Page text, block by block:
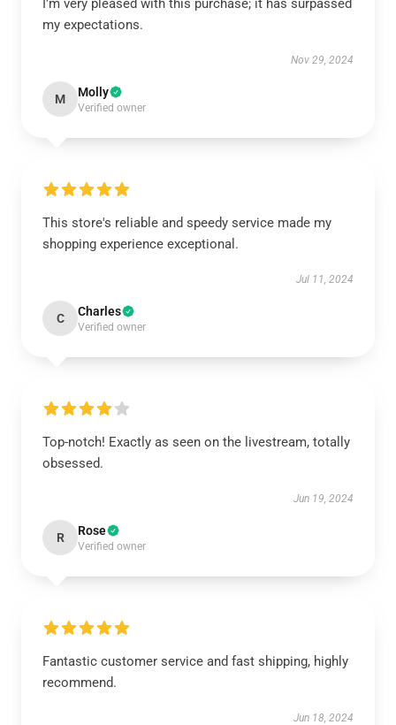
I’m very pleased with this purchase; it has surpassed
my expectations.
Nov 29, 2024
M Molly
Verified owner
This store's reliable and speedy service made my
shopping experience exceptional.
Jul 11, 2024
C Charles
Verified owner
Top-notch! Exactly as seen on the livestream, totally
obsessed.
Jun 19, 2024
R Rose
Verified owner
Fantastic customer service and fast shipping, highly
recommend.
Jun 18, 2024